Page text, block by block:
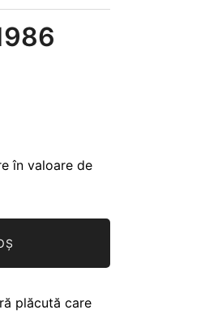
în valoare de
plăcută care